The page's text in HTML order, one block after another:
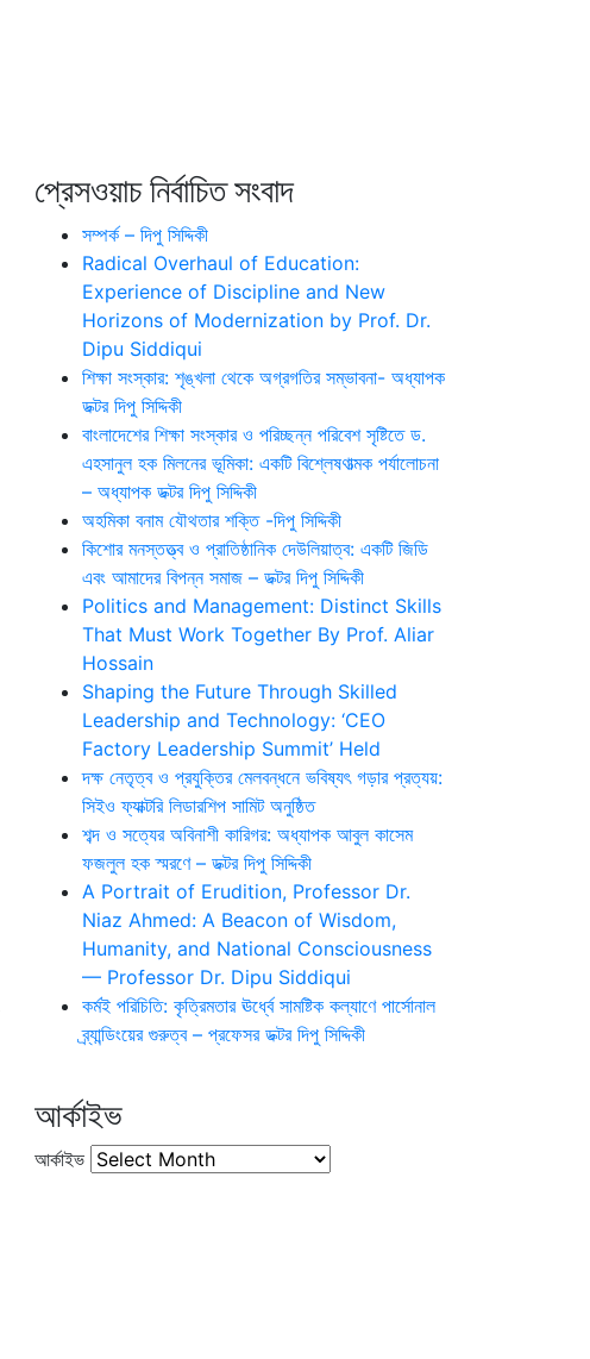
প্রেসওয়াচ নির্বাচিত সংবাদ
সম্পর্ক – দিপু সিদ্দিকী
Radical Overhaul of Education:
Experience of Discipline and New
Horizons of Modernization by Prof. Dr.
Dipu Siddiqui
শিক্ষা সংস্কার: শৃঙ্খলা থেকে অগ্রগতির সম্ভাবনা- অধ্যাপক
ডক্টর দিপু সিদ্দিকী
বাংলাদেশের শিক্ষা সংস্কার ও পরিচ্ছন্ন পরিবেশ সৃষ্টিতে ড.
এহসানুল হক মিলনের ভূমিকা: একটি বিশ্লেষণাত্মক পর্যালোচনা
– অধ্যাপক ডক্টর দিপু সিদ্দিকী
অহমিকা বনাম যৌথতার শক্তি -দিপু সিদ্দিকী
কিশোর মনস্তত্ত্ব ও প্রাতিষ্ঠানিক দেউলিয়াত্ব: একটি জিডি
এবং আমাদের বিপন্ন সমাজ – ডক্টর দিপু সিদ্দিকী
Politics and Management: Distinct Skills
That Must Work Together By Prof. Aliar
Hossain
Shaping the Future Through Skilled
Leadership and Technology: ‘CEO
Factory Leadership Summit’ Held
দক্ষ নেতৃত্ব ও প্রযুক্তির মেলবন্ধনে ভবিষ্যৎ গড়ার প্রত্যয়:
সিইও ফ্যাক্টরি লিডারশিপ সামিট অনুষ্ঠিত
শব্দ ও সত্যের অবিনাশী কারিগর: অধ্যাপক আবুল কাসেম
ফজলুল হক স্মরণে – ডক্টর দিপু সিদ্দিকী
A Portrait of Erudition, Professor Dr.
Niaz Ahmed: A Beacon of Wisdom,
Humanity, and National Consciousness
— Professor Dr. Dipu Siddiqui
কর্মই পরিচিতি: কৃত্রিমতার ঊর্ধ্বে সামষ্টিক কল্যাণে পার্সোনাল
ব্র্যান্ডিংয়ের গুরুত্ব – প্রফেসর ডক্টর দিপু সিদ্দিকী
আর্কাইভ
আর্কাইভ